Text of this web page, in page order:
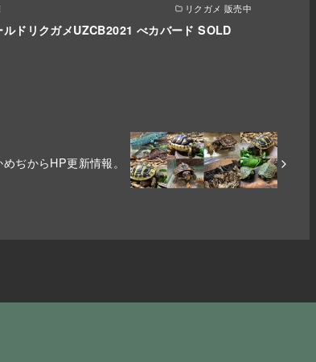
リクガメ 販売中
ルドリクガメUZCB2021 べカバード SOLD
めぢからHP更新情報。